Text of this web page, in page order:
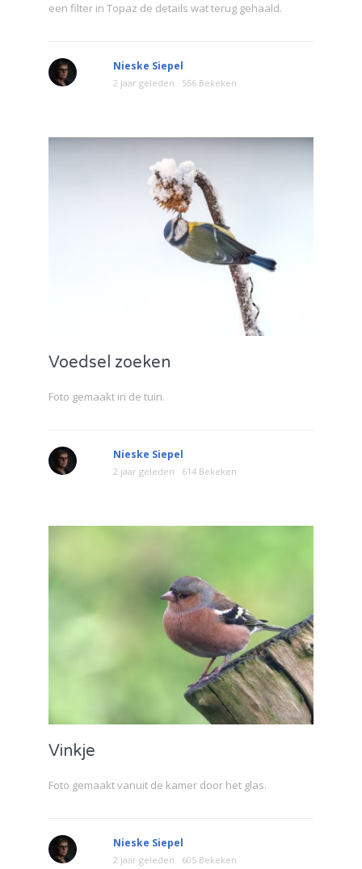
een filter in Topaz de details wat terug gehaald.
Nieske Siepel
2 jaar geleden 556 Bekeken
Voedsel zoeken
Foto gemaakt in de tuin.
Nieske Siepel
2 jaar geleden 614 Bekeken
Vinkje
Foto gemaakt vanuit de kamer door het glas.
Nieske Siepel
2 jaar geleden 605 Bekeken